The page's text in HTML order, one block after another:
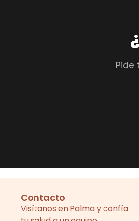
Pide
Contacto
Visítanos en Palma y confía